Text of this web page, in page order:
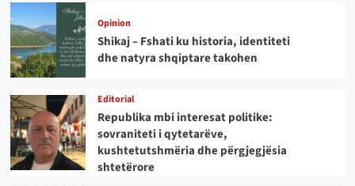
Opinion
Shikaj – Fshati ku historia, identiteti
dhe natyra shqiptare takohen
Editorial
Republika mbi interesat politike:
sovraniteti i qytetarëve,
kushtetutshmëria dhe përgjegjësia
shtetërore